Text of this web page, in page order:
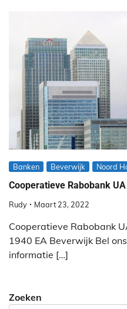
Banken Beverwijk Noord
Cooperatieve Rabobank
Rudy Maart 23, 2022
Cooperatieve Rabobank
1940 EA Beverwijk Bel
informatie […]
Zoeken